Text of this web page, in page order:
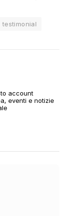
testimonial
account
eventi e notizie